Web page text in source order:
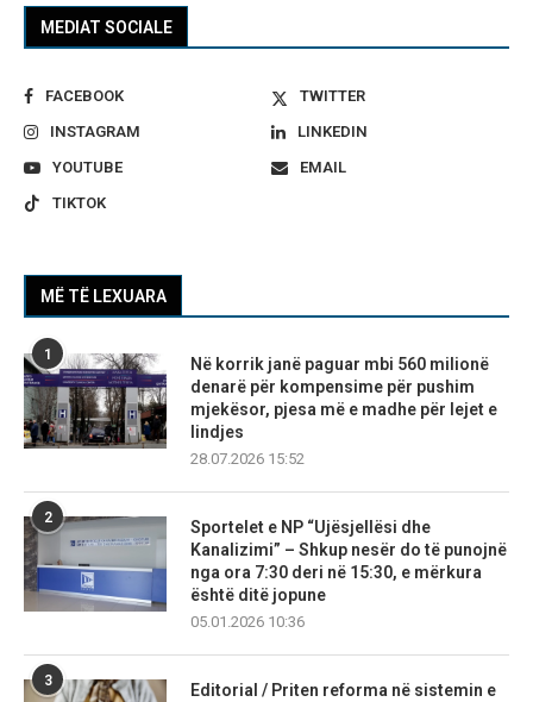
MEDIAT SOCIALE
FACEBOOK
TWITTER
INSTAGRAM
LINKEDIN
YOUTUBE
EMAIL
TIKTOK
MË TË LEXUARA
1
Në korrik janë paguar mbi 560 milionë
denarë për kompensime për pushim
mjekësor, pjesa më e madhe për lejet e
lindjes
28.07.2026 15:52
2
Sportelet e NP “Ujësjellësi dhe
Kanalizimi” – Shkup nesër do të punojnë
nga ora 7:30 deri në 15:30, e mërkura
është ditë jopune
05.01.2026 10:36
3
Editorial / Priten reforma në sistemin e